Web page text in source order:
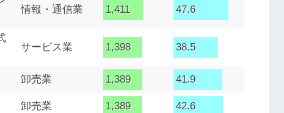
情報・通信業 1,411 47.6
サービス業 1,398 38.5
卸売業 1,389 41.9
卸売業 1,389 42.6